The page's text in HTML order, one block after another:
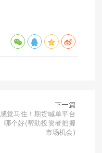
下一篇
感觉马住！期货喊单平台
哪个好(帮助投资者把握
市场机会)